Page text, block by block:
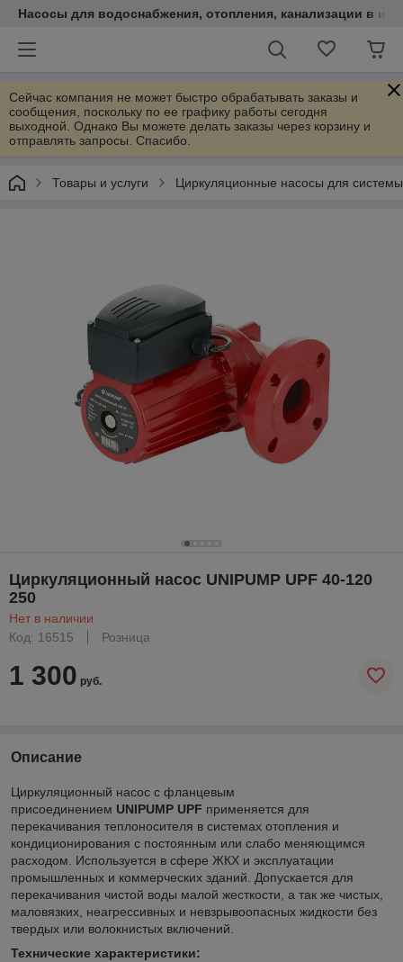
Насосы для водоснабжения, отопления, канализации в
Сейчас компания не может быстро обрабатывать заказы и
сообщения, поскольку по ее графику работы сегодня
выходной. Однако Вы можете делать заказы через корзину и
отправлять запросы. Спасибо.
Товары и услуги Циркуляционные насосы для
Циркуляционный насос UNIPUMP UPF 40-120
250
Нет в наличии
Код: 16515
Розница
1 300 руб.
Описание
Циркуляционный насос с фланцевым
присоединением UNIPUMP UPF применяется для
перекачивания теплоносителя в системах отопления и
кондиционирования с постоянным или слабо меняющимся
расходом. Используется в сфере ЖКХ и эксплуатации
промышленных и коммерческих зданий. Допускается для
перекачивания чистой воды малой жесткости, а так же чистых,
маловязких, неагрессивных и невзрывоопасных жидкости без
твердых или волокнистых включений.
Технические характеристики: